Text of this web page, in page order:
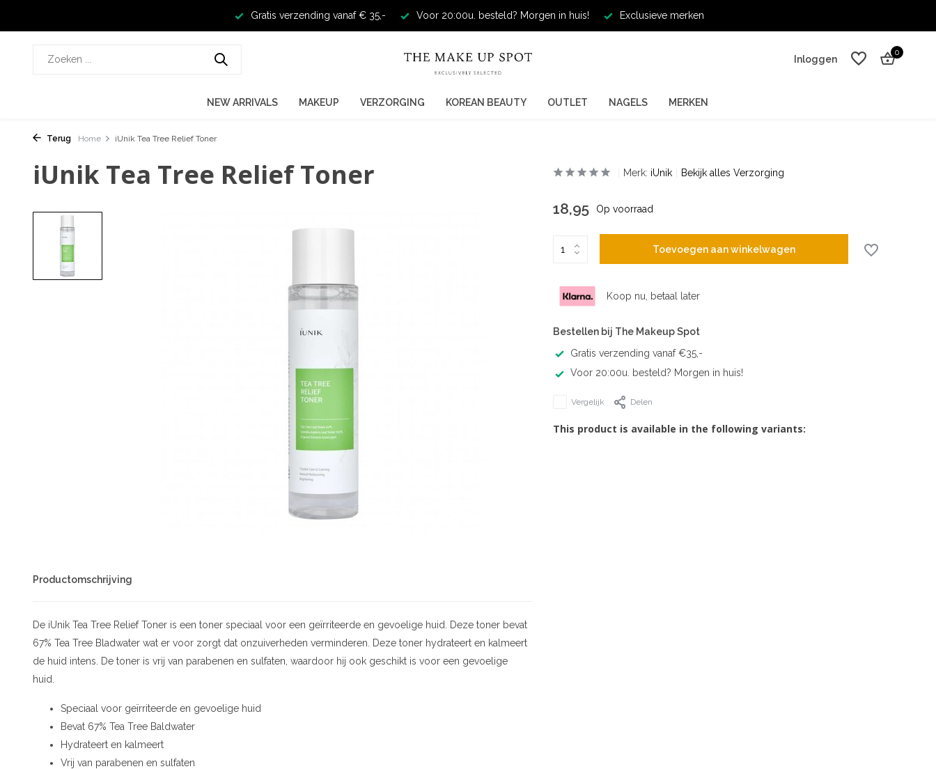
Gratis verzending vanaf € 35,- Voor 20:00u. besteld? Morgen in huis! Exclusieve merken
Inloggen
0
NEW ARRIVALS MAKEUP VERZORGING KOREAN BEAUTY OUTLET NAGELS MERKEN
Terug Home iUnik Tea Tree Relief Toner
iUnik Tea Tree Relief Toner
Productomschrijving
De iUnik Tea Tree Relief Toner is een toner speciaal voor een geïrriteerde en gevoelige huid. Deze toner bevat
67% Tea Tree Bladwater wat er voor zorgt dat onzuiverheden verminderen. Deze toner hydrateert en kalmeert
de huid intens. De toner is vrij van parabenen en sulfaten, waardoor hij ook geschikt is voor een gevoelige
huid.
Speciaal voor geïrriteerde en gevoelige huid
Bevat 67% Tea Tree Baldwater
Hydrateert en kalmeert
Vrij van parabenen en sulfaten
Merk: iUnik Bekijk alles Verzorging
18,95 Op voorraad
Toevoegen aan winkelwagen
Koop nu, betaal later
Bestellen bij The Makeup Spot
Gratis verzending vanaf €35,-
Voor 20:00u. besteld? Morgen in huis!
Vergelijk Delen
This product is available in the following variants: